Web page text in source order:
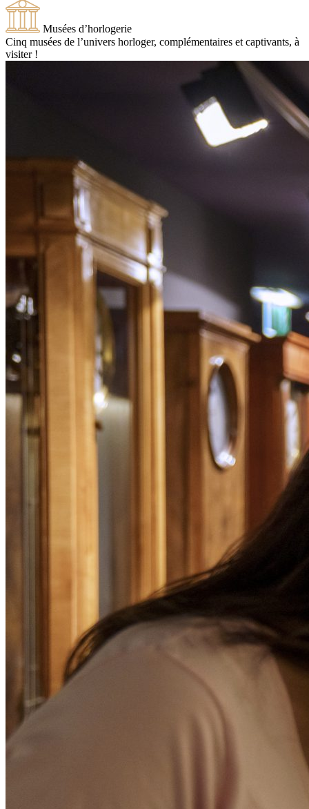
Musées d’horlogerie
Cinq musées de l’univers horloger, complémentaires et captivants, à
visiter !